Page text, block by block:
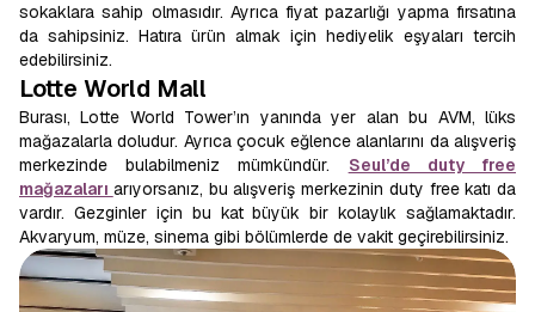
sokaklara sahip olmasıdır. Ayrıca fiyat pazarlığı yapma fırsatına
da sahipsiniz. Hatıra ürün almak için hediyelik eşyaları tercih
edebilirsiniz.
Lotte World Mall
Burası, Lotte World Tower’ın yanında yer alan bu AVM, lüks
mağazalarla doludur. Ayrıca çocuk eğlence alanlarını da alışveriş
merkezinde bulabilmeniz mümkündür. Seul’de duty free
mağazaları arıyorsanız, bu alışveriş merkezinin duty free katı da
vardır. Gezginler için bu kat büyük bir kolaylık sağlamaktadır.
Akvaryum, müze, sinema gibi bölümlerde de vakit geçirebilirsiniz.